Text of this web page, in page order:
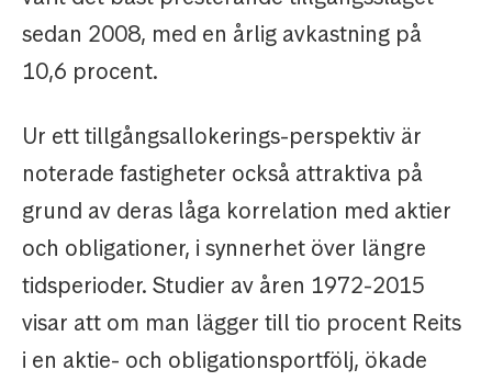
sedan 2008, med en årlig avkastning på
10,6 procent.
Ur ett tillgångsallokerings-perspektiv är
noterade fastigheter också attraktiva på
grund av deras låga korrelation med aktier
och obligationer, i synnerhet över längre
tidsperioder. Studier av åren 1972-2015
visar att om man lägger till tio procent Reits
i en aktie- och obligationsportfölj, ökade